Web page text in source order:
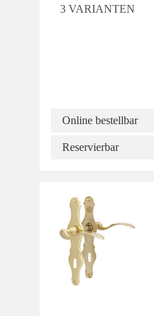
3 VARIANTEN
Online bestellbar
Reservierbar